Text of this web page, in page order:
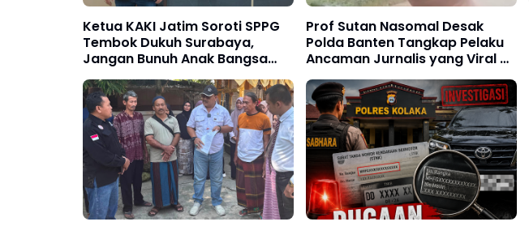
Ketua KAKI Jatim Soroti SPPG
Tembok Dukuh Surabaya,
Jangan Bunuh Anak Bangsa
Secara Perlahan
Prof Sutan Nasomal Desak
Polda Banten Tangkap Pelaku
Ancaman Jurnalis yang Viral di
WAG Tangerang !!!